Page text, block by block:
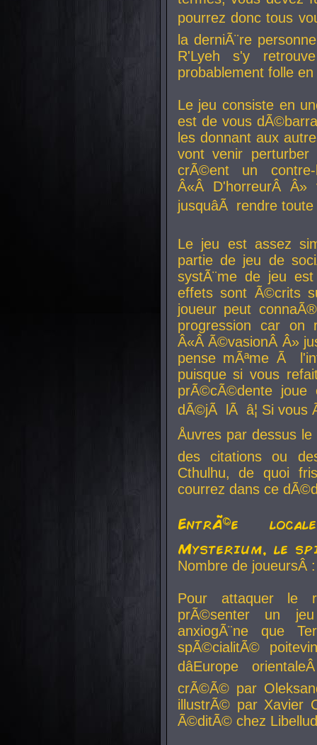
pourrez donc tous
la derniÃ¨re
R'Lyeh s'y
probablement folle
Le jeu consiste en
est de vous
les donnant aux
vont venir perturber
crÃ©ent un
Â«Â D'horreurÂ
jusquâÃ rendre
Le jeu est assez
partie de jeu de
systÃ¨me de jeu
effets sont Ã©crits
joueur peut
progression car
Â«Â Ã©vasionÂ Â»
pense mÃªme Ã
puisque si vous
prÃ©cÃ©dente
dÃ©jÃ lÃ â¦ Si vous
Åuvres par dessus
des citations ou
Cthulhu, de quoi
courrez dans ce
EntrÃ©e
Mysterium, le
Nombre de
Pour attaquer le
prÃ©senter un
anxiogÃ¨ne que
spÃ©cialitÃ©
dâEurope
crÃ©Ã© par
illustrÃ© par Xavier
Ã©ditÃ© chez